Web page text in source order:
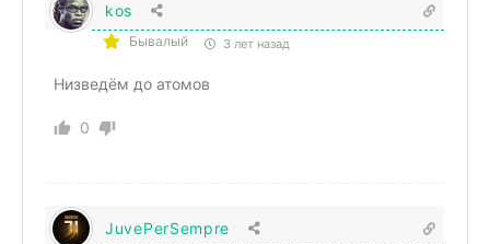
kos
Бывалый 3 лет назад
Низведём до атомов
0
JuvePerSempre